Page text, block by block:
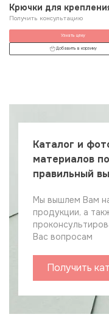
Крючки для
эконом-панель
Получить консультацию
Узнать цену
Добавить в корзину
Каталог и
материалов
правильный
Мы вышлем Вам
продукции, а
Вас вопросам
Получить